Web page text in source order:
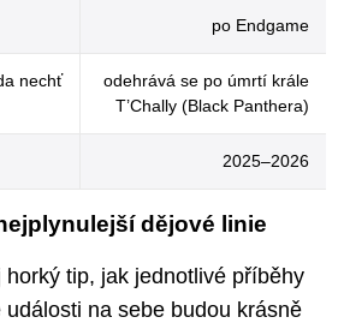
po Endgame
nechť
odehrává se po úmrtí krále
T’Chally (Black Panthera)
2025–2026
dějové linie
tip, jak jednotlivé příběhy
na sebe budou krásně